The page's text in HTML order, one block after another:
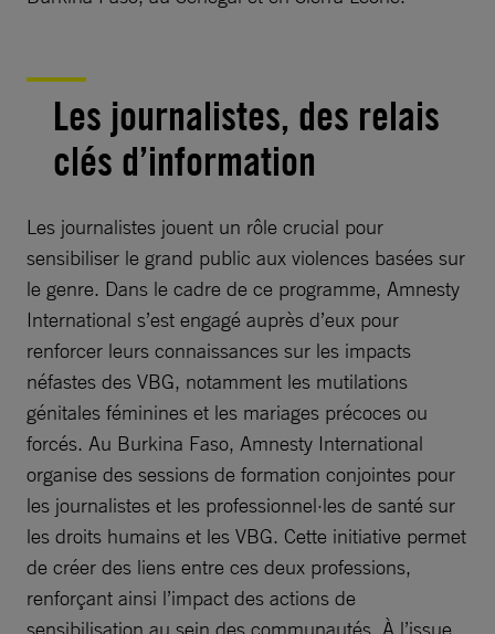
Les journalistes, des relais
clés d’information
Les journalistes jouent un rôle crucial pour
sensibiliser le grand public aux violences basées sur
le genre. Dans le cadre de ce programme, Amnesty
International s’est engagé auprès d’eux pour
renforcer leurs connaissances sur les impacts
néfastes des VBG, notamment les mutilations
génitales féminines et les mariages précoces ou
forcés. Au Burkina Faso, Amnesty International
organise des sessions de formation conjointes pour
les journalistes et les professionnel·les de santé sur
les droits humains et les VBG. Cette initiative permet
de créer des liens entre ces deux professions,
renforçant ainsi l’impact des actions de
sensibilisation au sein des communautés. À l’issue